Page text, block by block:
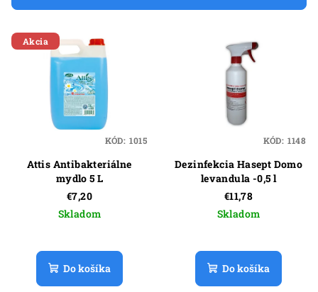
p
r
o
V
ý
Akcia
Attis Antibakteriálne
mydlo 5 L
€7,20
Skladom
Do košíka
KÓD: 1015
Dezinfekcia Hasept Domo
levandula -0,5 l
€11,78
Skladom
Do košíka
KÓD: 1148